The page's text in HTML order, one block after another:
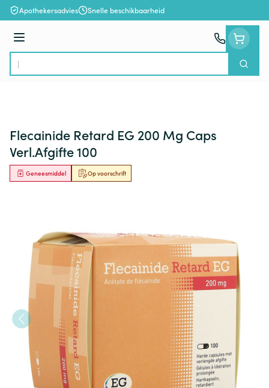
Ga naar de inhoud
Apothekersadvies Snelle beschikbaarheid
Menu
Product, merk, categorie...
Zoek
Flecainide Retard EG 200 Mg Caps
Verl.Afgifte 100
Op voorschrift
Geneesmiddel